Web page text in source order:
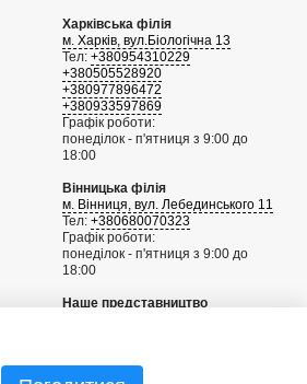
Харківська філія
м. Харків, вул.Біологічна 13
Тел: +380954310229
+380505528920
+380977896472
+380933597869
Графік роботи:
понеділок - п'ятниця з 9:00 до
18:00
Вінницька філія
м. Вінниця, вул. Лебединського 11
Тел: +380680070323
Графік роботи:
понеділок - п'ятниця з 9:00 до
18:00
Наше представництво
info@sgknordic.com